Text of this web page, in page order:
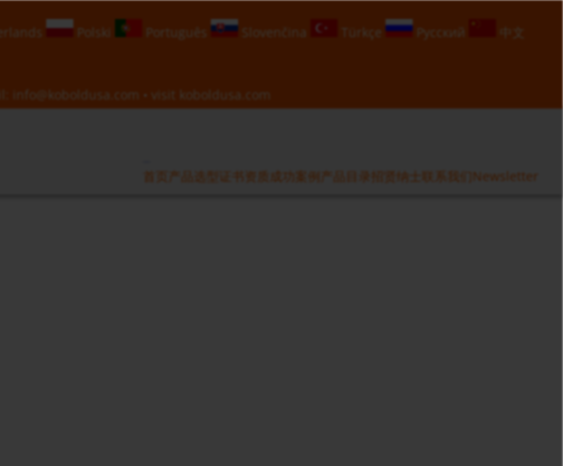
Polski Português Slovenčina Türkçe Русский
中文
info@koboldusa.com • visit koboldusa.com
首页 产品选型 证书资质 成功案例 产品目录 招贤纳士 联系我们 Newsletter